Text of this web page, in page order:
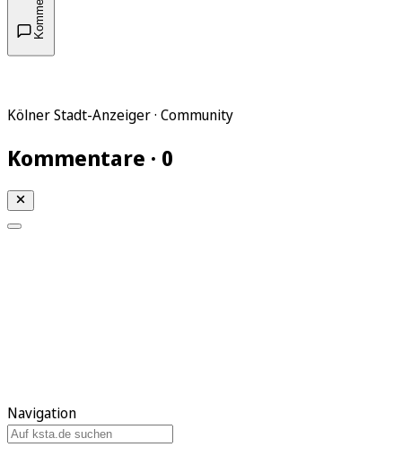
Kölner Stadt-Anzeiger · Community
Kommentare · 0
Navigation